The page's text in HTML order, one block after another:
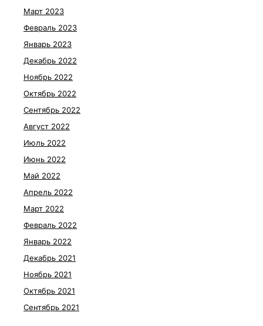
Март 2023
Февраль 2023
Январь 2023
Декабрь 2022
Ноябрь 2022
Октябрь 2022
Сентябрь 2022
Август 2022
Июль 2022
Июнь 2022
Май 2022
Апрель 2022
Март 2022
Февраль 2022
Январь 2022
Декабрь 2021
Ноябрь 2021
Октябрь 2021
Сентябрь 2021